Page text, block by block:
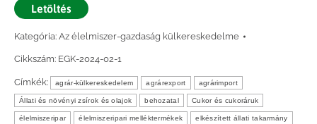
Letöltés
Kategória: Az élelmiszer-gazdaság külkereskedelme
Cikkszám: EGK-2024-02-1
Címkék: agrár-külkereskedelem agrárexport agrárimport
Állati és növényi zsírok és olajok behozatal Cukor és cukoráruk
élelmiszeripar élelmiszeripari melléktermékek elkészített állati takarmány